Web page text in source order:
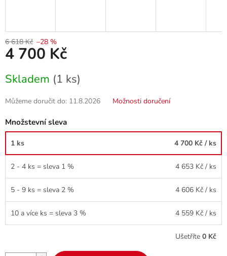
6 618 Kč –28 %
4 700 Kč
cena:
Skladem (1 ks)
Můžeme doručit do: 11.8.2026 Možnosti doručení
Množstevní sleva
1 ks 4 700 Kč / ks
2 - 4 ks = sleva 1 % 4 653 Kč / ks
5 - 9 ks = sleva 2 % 4 606 Kč / ks
10 a více ks = sleva 3 % 4 559 Kč / ks
Ušetříte 0 Kč